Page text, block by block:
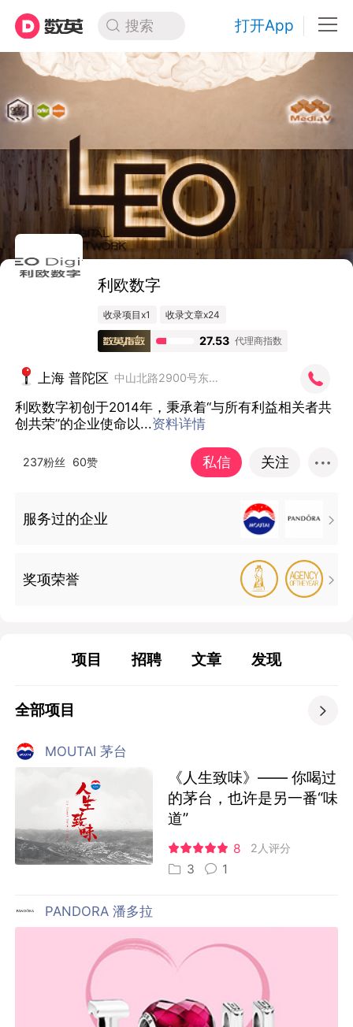
搜索 打开App
利欧数字
收录项目x1 收录文章x24
27.53 代理商指数
上海 普陀区 中山北路2900号东方国际元中大厦A栋
利欧数字初创于2014年，秉承着“与所有利益相关者共
创共荣”的企业使命以...资料详情
237粉丝 60赞 私信 关注
服务过的企业 
奖项荣誉 
项目 招聘 文章 发现
全部项目 
MOUTAI 茅台
《人生致味》—— 你喝过
的茅台，也许是另一番“味
道”
8 2人评分
3 1
PANDORA 潘多拉